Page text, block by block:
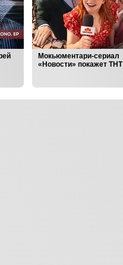
Мокьюментари-сериал
«Новости» покажет ТНТ